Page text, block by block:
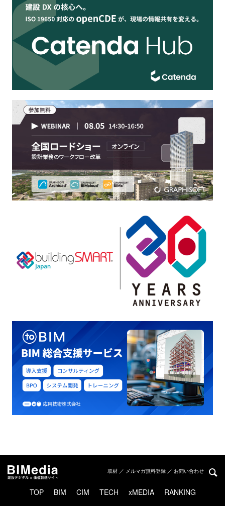
取材 ／ メルマガ無料登録 ／ お問い合わせ
TOP BIM CIM TECH xMEDIA RANKING